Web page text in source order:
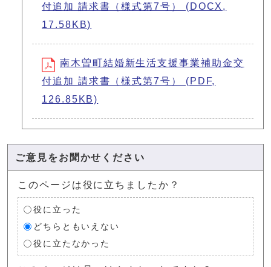
付追加 請求書（様式第7号） (DOCX,
17.58KB)
南木曽町結婚新生活支援事業補助金交
付追加 請求書（様式第7号） (PDF,
126.85KB)
ご意見をお聞かせください
このページは役に立ちましたか？
役に立った
どちらともいえない
役に立たなかった